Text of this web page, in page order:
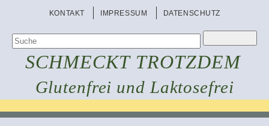
KONTAKT IMPRESSUM DATENSCHUTZ
SCHMECKT TROTZDEM
Glutenfrei und Laktosefrei